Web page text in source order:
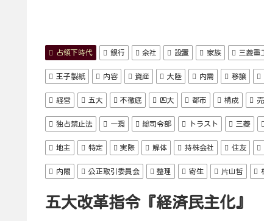
占領下時代 銀行 余社 設置 家族 三菱重
王子製紙 内容 資産 大陸 内需 移譲
経営 五大 不徹底 四大 都市 構成
独占禁止法 一環 総司令部 トラスト 三菱
地主 特定 実際 解体 持株会社 住友
内閣 公正取引委員会 整理 寄生 片山哲
五大改革指令『経済民主化』